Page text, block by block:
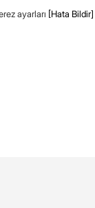
ayarları [Hata Bildir]